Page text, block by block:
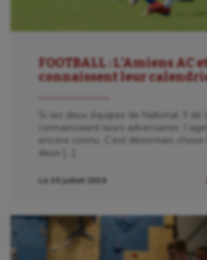
FOOTBALL : L’Amiens AC
connaissent leur
Si les deux équipes de National 3 de
connaissaient leurs adversaires,
encore connu. C’est désormais chose
deux […]
Le 19 juillet 2019